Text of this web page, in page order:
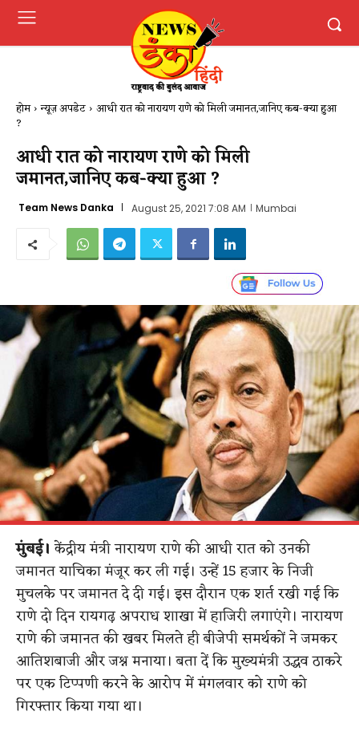
होम न्यूज़ अपडेट आधी रात को नारायण राणे को मिली जमानत,जानिए कब-क्या हुआ
?
आधी रात को नारायण राणे को मिली
जमानत,जानिए कब-क्या हुआ ?
Team News Danka August 25, 2021 7:08 AM Mumbai
मुंबई।केंद्रीय मंत्री नारायण राणे की आधी रात को उनकी
जमानत याचिका मंजूर कर ली गई। उन्हें 15 हजार के निजी
मुचलके पर जमानत दे दी गई। इस दौरान एक शर्त रखी गई कि
राणे दो दिन रायगढ़ अपराध शाखा में हाजिरी लगाएंगे। नारायण
राणे की जमानत की खबर मिलते ही बीजेपी समर्थकों ने जमकर
आतिशबाजी और जश्न मनाया। बता दें कि मुख्यमंत्री उद्धव ठाकरे
पर एक टिप्पणी करने के आरोप में मंगलवार को राणे को
गिरफ्तार किया गया था।